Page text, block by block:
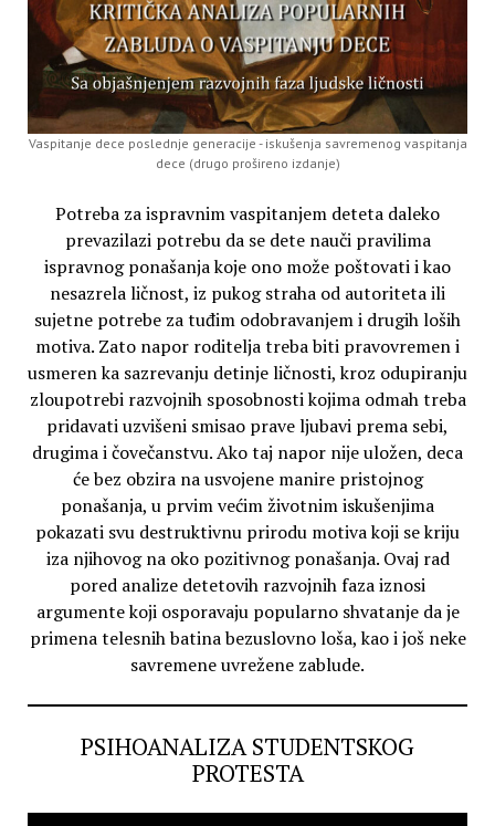
Vaspitanje dece poslednje generacije - iskušenja savremenog vaspitanja
dece (drugo prošireno izdanje)
Potreba za ispravnim vaspitanjem deteta daleko
prevazilazi potrebu da se dete nauči pravilima
ispravnog ponašanja koje ono može poštovati i kao
nesazrela ličnost, iz pukog straha od autoriteta ili
sujetne potrebe za tuđim odobravanjem i drugih loših
motiva. Zato napor roditelja treba biti pravovremen i
usmeren ka sazrevanju detinje ličnosti, kroz odupiranju
zloupotrebi razvojnih sposobnosti kojima odmah treba
pridavati uzvišeni smisao prave ljubavi prema sebi,
drugima i čovečanstvu. Ako taj napor nije uložen, deca
će bez obzira na usvojene manire pristojnog
ponašanja, u prvim većim životnim iskušenjima
pokazati svu destruktivnu prirodu motiva koji se kriju
iza njihovog na oko pozitivnog ponašanja. Ovaj rad
pored analize detetovih razvojnih faza iznosi
argumente koji osporavaju popularno shvatanje da je
primena telesnih batina bezuslovno loša, kao i još neke
savremene uvrežene zablude.
PSIHOANALIZA STUDENTSKOG
PROTESTA